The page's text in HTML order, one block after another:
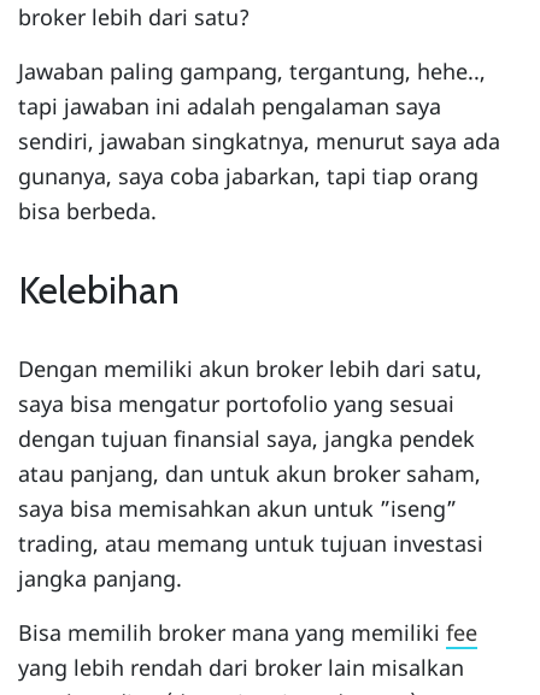
broker lebih dari satu?
Jawaban paling gampang, tergantung, hehe..,
tapi jawaban ini adalah pengalaman saya
sendiri, jawaban singkatnya, menurut saya ada
gunanya, saya coba jabarkan, tapi tiap orang
bisa berbeda.
Kelebihan
Dengan memiliki akun broker lebih dari satu,
saya bisa mengatur portofolio yang sesuai
dengan tujuan finansial saya, jangka pendek
atau panjang, dan untuk akun broker saham,
saya bisa memisahkan akun untuk ”iseng”
trading, atau memang untuk tujuan investasi
jangka panjang.
Bisa memilih broker mana yang memiliki fee
yang lebih rendah dari broker lain misalkan